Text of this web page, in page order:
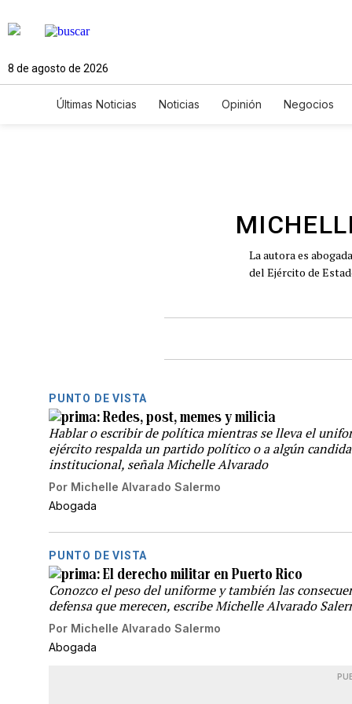
8 de agosto de 2026
Últimas Noticias Noticias Opinión
Negocios
La autora es
del Ejército de
PUNTO DE VISTA
Redes, post, memes y milicia
Hablar o escribir de política mientras se lleva el
ejército respalda un partido político o a algún
institucional, señala Michelle Alvarado
Por Michelle Alvarado Salermo
Abogada
PUNTO DE VISTA
El derecho militar en Puerto Rico
Conozco el peso del uniforme y también las
defensa que merecen, escribe Michelle Alvarado
Por Michelle Alvarado Salermo
Abogada